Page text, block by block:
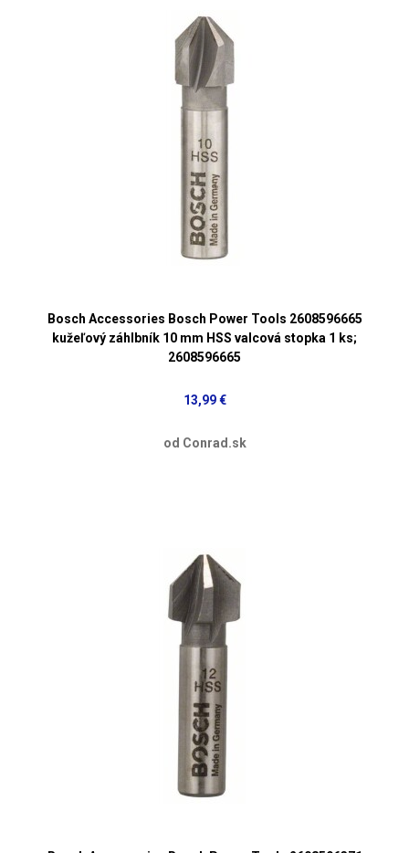
Bosch Accessories Bosch Power Tools 2608596665
kužeľový záhlbník 10 mm HSS valcová stopka 1 ks;
2608596665
13,99 €
od Conrad.sk